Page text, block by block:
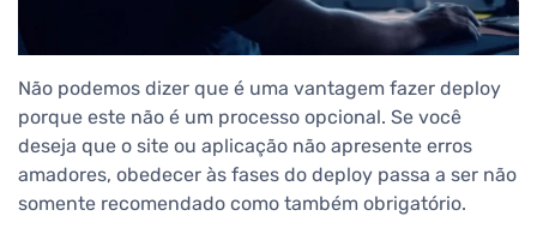
Não podemos dizer que é uma vantagem fazer deploy
porque este não é um processo opcional. Se você
deseja que o site ou aplicação não apresente erros
amadores, obedecer às fases do deploy passa a ser não
somente recomendado como também obrigatório.